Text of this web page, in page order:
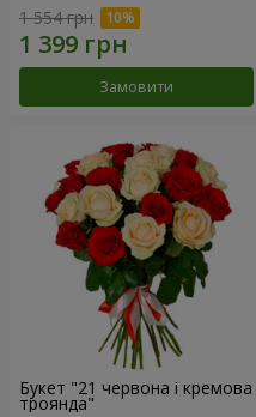
1 554 грн
Замовити
Букет "21 червона і кремова
троянда"